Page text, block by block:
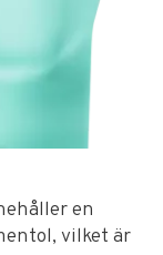
en
vilket är